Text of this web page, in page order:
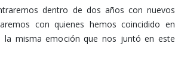
dentro de dos años con nuevos
con quienes hemos coincidido en
la misma emoción que nos juntó en este